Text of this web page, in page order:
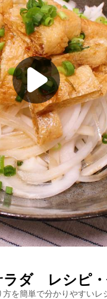
ラダレシピ・
方を簡単で分かりやすいレ